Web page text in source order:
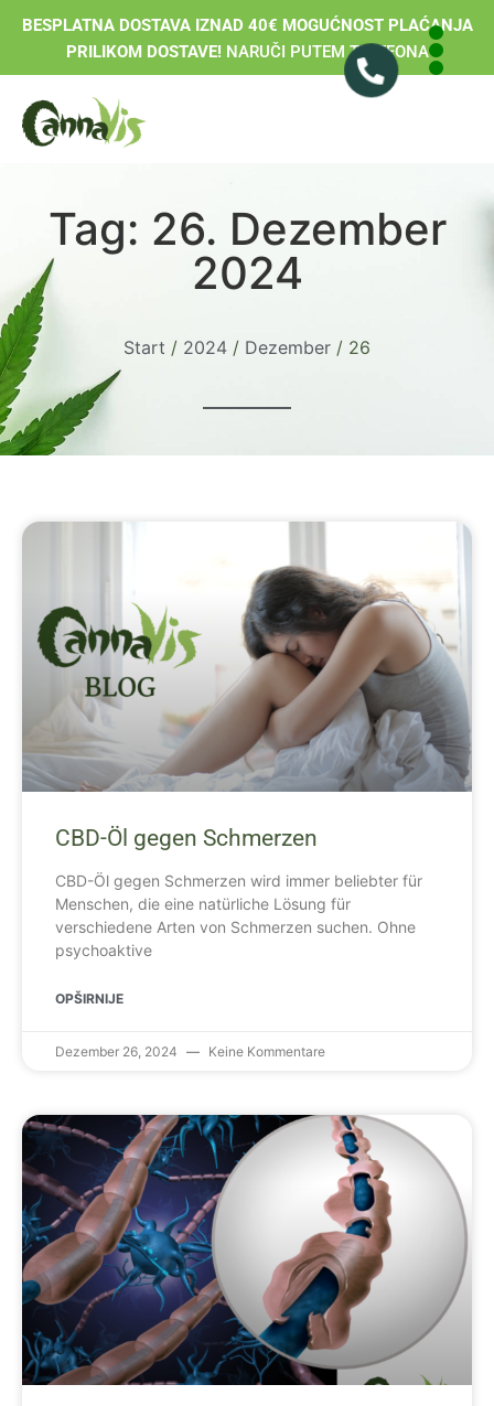
BESPLATNA DOSTAVA IZNAD 40€ MOGUĆNOST PLAĆANJA
PRILIKOM DOSTAVE!NARUČI PUTEM TELEFONA
Tag: 26. Dezember
2024
Start / 2024 / Dezember / 26
CBD-Öl gegen Schmerzen
CBD-Öl gegen Schmerzen wird immer beliebter für
Menschen, die eine natürliche Lösung für
verschiedene Arten von Schmerzen suchen. Ohne
psychoaktive
OPŠIRNIJE
Dezember 26, 2024 Keine Kommentare